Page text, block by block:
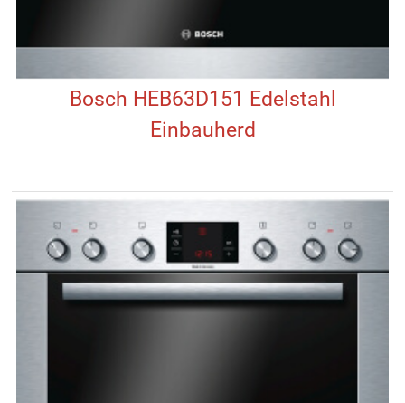
Bosch HEB63D151 Edelstahl
Einbauherd